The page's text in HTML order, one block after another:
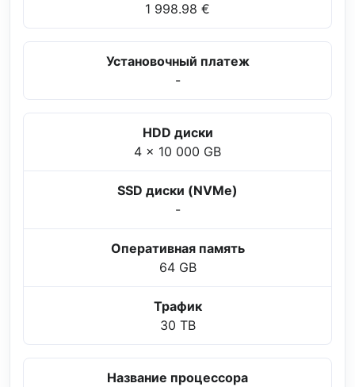
1 998.98 €
Установочный платеж
-
HDD диски
4 x 10 000 GB
SSD диски (NVMe)
-
Оперативная память
64 GB
Трафик
30 TB
Название процессора